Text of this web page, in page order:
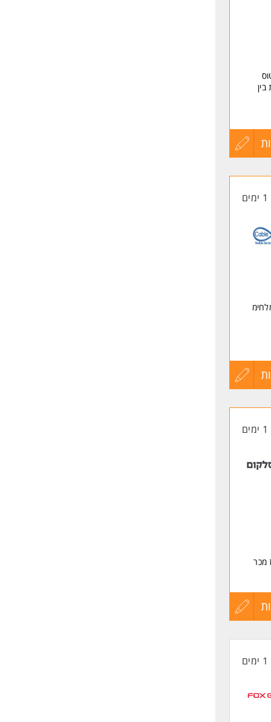
עדכון
1 ימים
עדכון
1 ימים
מכר
עדכון
1 ימים